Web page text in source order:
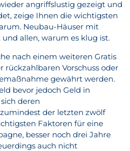
angriffslustig gezeigt und
zeige Ihnen die wichtigsten
Neubau-Häuser mit
allen, warum es klug ist.
nach einem weiteren Gratis
rückzahlbaren Vorschuss oder
gewährt werden.
bevor jedoch Geld in
deren
der letzten zwölf
Faktoren für eine
besser noch drei Jahre
auch nicht